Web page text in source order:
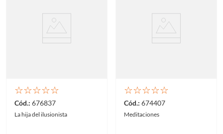
☆☆☆☆☆
676837
La hija del ilusionista
☆☆☆☆☆
674407
Meditaciones